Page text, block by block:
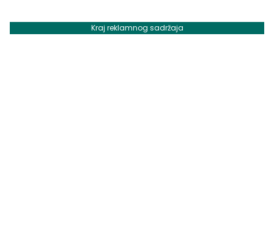
Kraj reklamnog sadržaja